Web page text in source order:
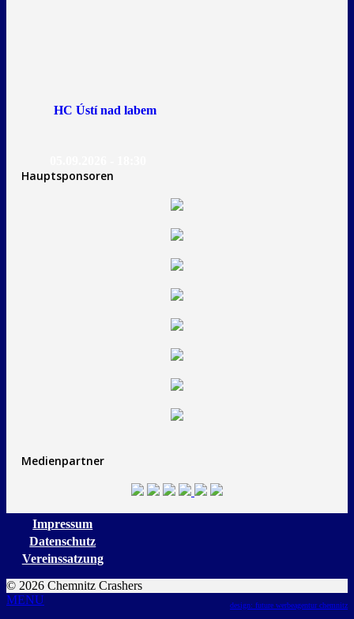
HC Ústí nad labem
Hauptsponsoren
Medienpartner
Impressum
Datenschutz
Vereinssatzung
© 2026 Chemnitz Crashers
design: future werbeagentur chemnitz
MENU